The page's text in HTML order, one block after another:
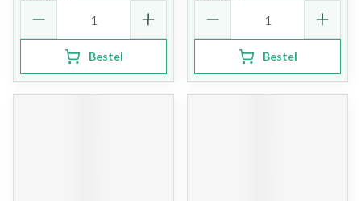
Bestel Bestel